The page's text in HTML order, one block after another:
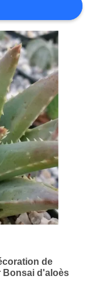
de
Bonsai d'aloès